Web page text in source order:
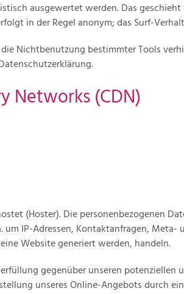
ausgewertet werden. Das
in der Regel anonym; das Surf-
Nichtbenutzung bestimmter Tools
Networks (CDN)
(Hoster). Die personenbezogenen
um IP-Adressen, Kontaktanfragen,
Website generiert werden, handeln.
gegenüber unseren potenziellen
unseres Online-Angebots durch